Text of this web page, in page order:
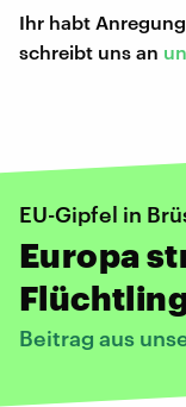
Ihr habt
schreibt uns an
EU-Gipfel in
Europa
Beitrag aus